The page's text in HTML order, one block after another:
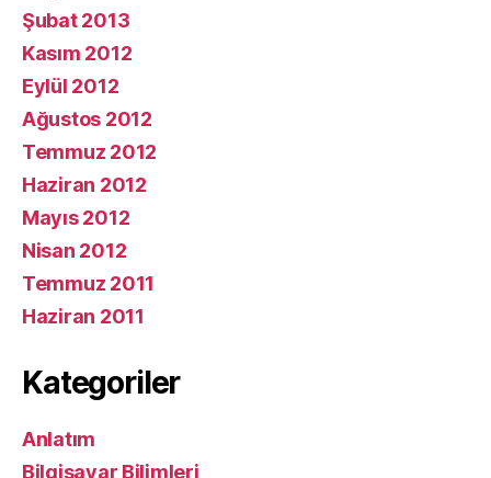
Şubat 2013
Kasım 2012
Eylül 2012
Ağustos 2012
Temmuz 2012
Haziran 2012
Mayıs 2012
Nisan 2012
Temmuz 2011
Haziran 2011
Kategoriler
Anlatım
Bilgisayar Bilimleri